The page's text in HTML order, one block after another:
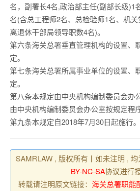
名，副署长4名,政治部主任(副部长级)1
名(含总工程师2名、总检验师1名、机关
离退休干部局领导职数4名)。
第六条海关总署垂直管理机构的设置、
定。
第七条海关总署所属事业单位的设置、
定。
第八条本规定由中央机构编制委员会办
由中央机构编制委员会办公室按规定程
第九条本规定自2018年7月30日起施行。
SAMRLAW , 版权所有丨如未注明 ,
BY-NC-SA协议进行
转载请注明原文链接： 海关总署职能